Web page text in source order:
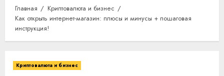
Главная
Криптовалюта и бизнес
Как открыть интернет-магазин: плюсы и минусы + пошаговая
инструкция!
Криптовалюта и бизнес